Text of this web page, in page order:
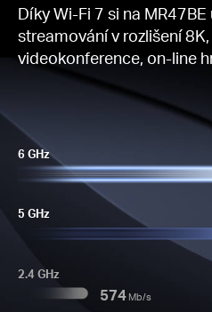
Díky Wi-Fi 7 si na
streamování v rozlišení 8K,
videokonference, on-line
6 GHz
5 GHz
2.4 GHz
574 Mb/s